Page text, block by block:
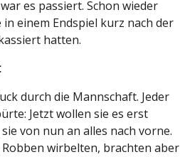
es passiert. Schon wieder
einem Endspiel kurz nach der
hatten.
durch die Mannschaft. Jeder
Jetzt wollen sie es erst
von nun an alles nach vorne.
wirbelten, brachten aber